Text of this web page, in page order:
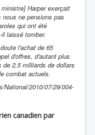
Harper exerçait
ne pensions pas
qui ont été
laissé tomber.
l'achat de 65
d'offres, d'autant plus
de 2,5 milliards de dollars
combat actuels.
National/2010/07/29/004-
canadien par